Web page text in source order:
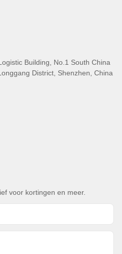
Building, No.1 South China
District, Shenzhen, China
voor kortingen en meer.